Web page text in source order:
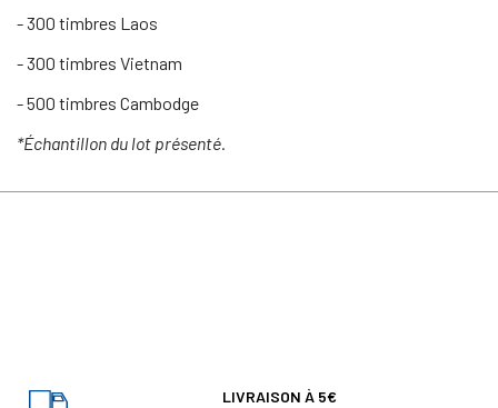
- 300 timbres Laos
- 300 timbres Vietnam
- 500 timbres Cambodge
*Échantillon du lot présenté.
LIVRAISON À 5€